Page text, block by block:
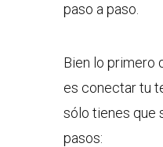
paso a paso.
Bien lo primero
es conectar tu
sólo tienes que
pasos: